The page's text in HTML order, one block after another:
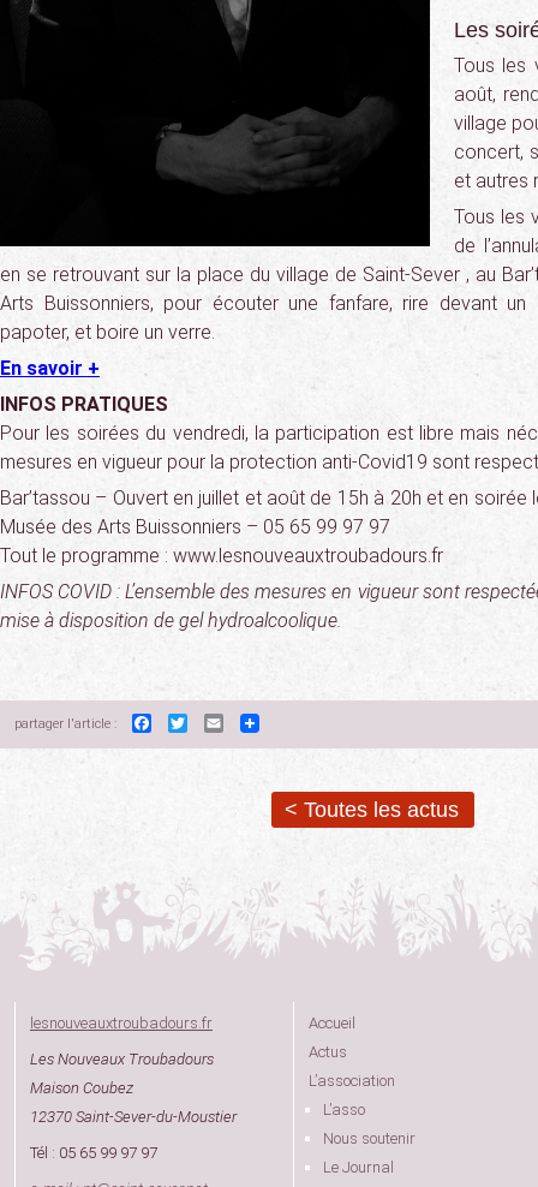
Les
Tous les
août,
village
concert,
et autres
Tous les
de
en se retrouvant sur la place du village de Saint-Sever , au
Arts Buissonniers, pour écouter une fanfare, rire devant un
papoter, et boire un verre.
En savoir +
INFOS PRATIQUES
Pour les soirées du vendredi, la participation est libre mais
mesures en vigueur pour la protection anti-Covid19 sont
Bar’tassou – Ouvert en juillet et août de 15h à 20h et en soirée
Musée des Arts Buissonniers – 05 65 99 97 97
Tout le programme : www.lesnouveauxtroubadours.fr
INFOS COVID : L’ensemble des mesures en vigueur sont
mise à disposition de gel hydroalcoolique.
partager l'article : Facebook
TwitterEmail
< Toutes les actus
lesnouveauxtroubadours.fr
Les Nouveaux Troubadours
Maison Coubez
12370 Saint-Sever-du-Moustier
Tél : 05 65 99 97 97
Accueil
Actus
L’association
L’asso
Nous soutenir
Le Journal